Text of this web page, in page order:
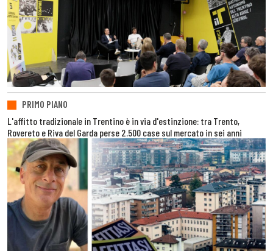
PRIMO PIANO
L'affitto tradizionale in Trentino è in via d'estinzione: tra Trento,
Rovereto e Riva del Garda perse 2.500 case sul mercato in sei anni